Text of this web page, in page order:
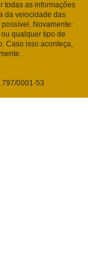
todas as informações
da velocidade das
Novamente:
qualquer tipo de
Caso isso aconteça,
0001-53